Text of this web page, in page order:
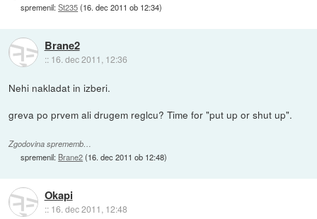
spremenil:St235(16. dec 2011 ob 12:34)
Brane2
:: 16. dec 2011, 12:36
Nehi nakladat in izberi.
greva po prvem ali drugem reglcu? Time for "put up or shut up".
Zgodovina sprememb…
spremenil: Brane2(16. dec 2011 ob 12:48)
Okapi
:: 16. dec 2011, 12:48